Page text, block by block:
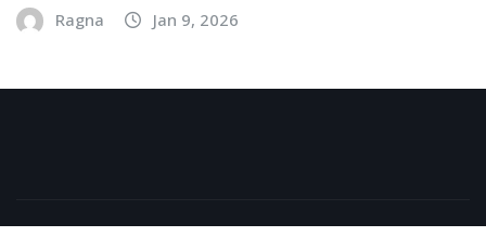
Ragna Jan 9, 2026